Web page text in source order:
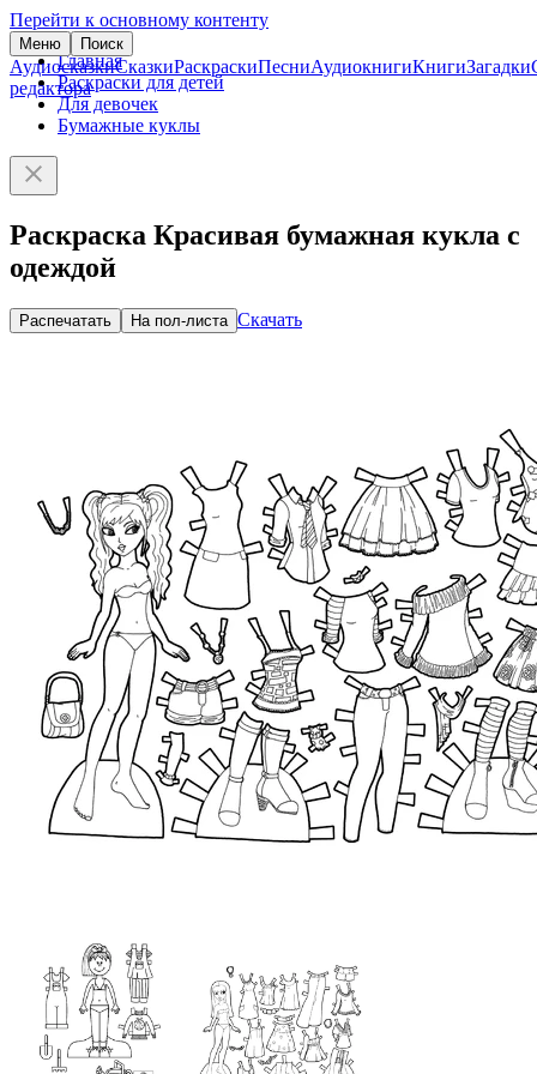
Перейти к основному контенту
Меню Поиск
АудиосказкиСказкиРаскраскиПесниАудиокнигиКнигиЗагадки
редактора
Главная
Раскраски для детей
Для девочек
Бумажные куклы
Раскраска Красивая бумажная кукла с
одеждой
Распечатать На пол-листа Скачать